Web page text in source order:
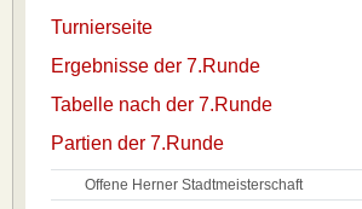
Turnierseite
Ergebnisse der 7.Runde
Tabelle nach der 7.Runde
Partien der 7.Runde
Offene Herner Stadtmeisterschaft